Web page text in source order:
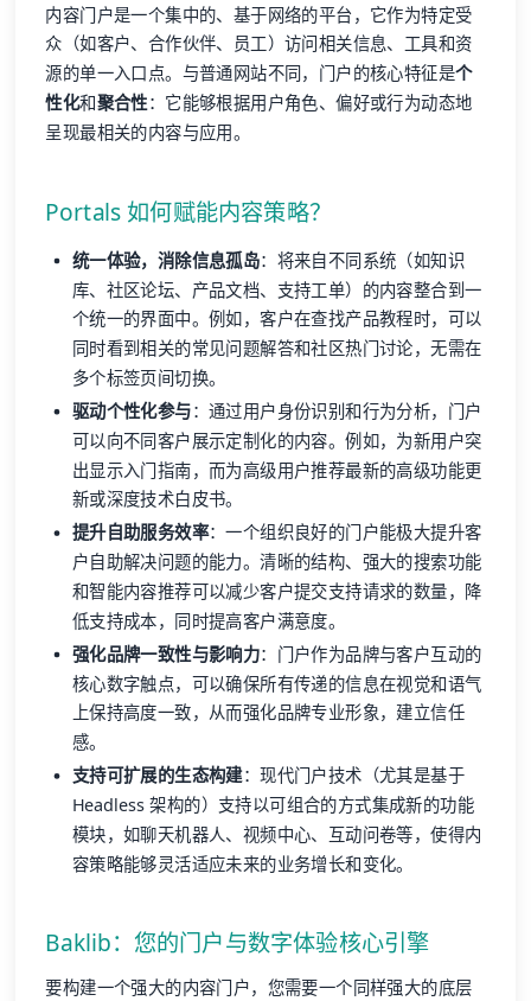
内容门户是一个集中的、基于网络的平台，它作为特定受
众（如客户、合作伙伴、员工）访问相关信息、工具和资
源的单一入口点。与普通网站不同，门户的核心特征是个
性化和聚合性：它能够根据用户角色、偏好或行为动态地
呈现最相关的内容与应用。
Portals 如何赋能内容策略？
统一体验，消除信息孤岛：将来自不同系统（如知识
库、社区论坛、产品文档、支持工单）的内容整合到一
个统一的界面中。例如，客户在查找产品教程时，可以
同时看到相关的常见问题解答和社区热门讨论，无需在
多个标签页间切换。
驱动个性化参与：通过用户身份识别和行为分析，门户
可以向不同客户展示定制化的内容。例如，为新用户突
出显示入门指南，而为高级用户推荐最新的高级功能更
新或深度技术白皮书。
提升自助服务效率：一个组织良好的门户能极大提升客
户自助解决问题的能力。清晰的结构、强大的搜索功能
和智能内容推荐可以减少客户提交支持请求的数量，降
低支持成本，同时提高客户满意度。
强化品牌一致性与影响力：门户作为品牌与客户互动的
核心数字触点，可以确保所有传递的信息在视觉和语气
上保持高度一致，从而强化品牌专业形象，建立信任
感。
支持可扩展的生态构建：现代门户技术（尤其是基于
Headless 架构的）支持以可组合的方式集成新的功能
模块，如聊天机器人、视频中心、互动问卷等，使得内
容策略能够灵活适应未来的业务增长和变化。
Baklib：您的门户与数字体验核心引擎
要构建一个强大的内容门户，您需要一个同样强大的底层